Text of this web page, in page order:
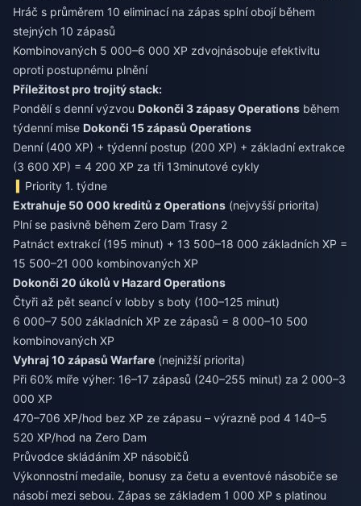
Hráč s průměrem 10 eliminací na zápas splní obojí během
stejných 10 zápasů
Kombinovaných 5 000–6 000 XP zdvojnásobuje efektivitu
oproti postupnému plnění
Příležitost pro trojitý stack:
Pondělí s denní výzvou Dokonči 3 zápasy Operations během
týdenní mise Dokonči 15 zápasů Operations
Denní (400 XP) + týdenní postup (200 XP) + základní extrakce
(3 600 XP) = 4 200 XP za tři 13minutové cykly
Priority 1. týdne
Extrahuje 50 000 kreditů z Operations (nejvyšší priorita)
Plní se pasivně během Zero Dam Trasy 2
Patnáct extrakcí (195 minut) + 13 500–18 000 základních XP =
15 500–21 000 kombinovaných XP
Dokonči 20 úkolů v Hazard Operations
Čtyři až pět seancí v lobby s boty (100–125 minut)
6 000–7 500 základních XP ze zápasů = 8 000–10 500
kombinovaných XP
Vyhraj 10 zápasů Warfare (nejnižší priorita)
Při 60% míře výher: 16–17 zápasů (240–255 minut) za 2 000–3
000 XP
470–706 XP/hod bez XP ze zápasu – výrazně pod 4 140–5
520 XP/hod na Zero Dam
Průvodce skládáním XP násobičů
Výkonnostní medaile, bonusy za četu a eventové násobiče se
násobí mezi sebou. Zápas se základem 1 000 XP s platinou